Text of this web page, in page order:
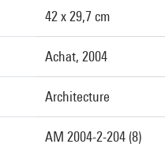
42 x 29,7 cm
Achat, 2004
Architecture
AM 2004-2-204 (8)